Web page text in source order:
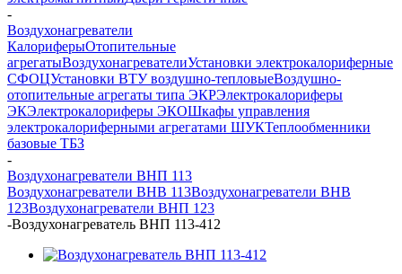
-
Воздухонагреватели
КалориферыОтопительные
агрегатыВоздухонагревателиУстановки электрокалориферные
СФОЦУстановки ВТУ воздушно-тепловыеВоздушно-
отопительные агрегаты типа ЭКРЭлектрокалориферы
ЭКЭлектрокалориферы ЭКОШкафы управления
электрокалориферными агрегатами ШУКТеплообменники
базовые ТБЗ
-
Воздухонагреватели ВНП 113
Воздухонагреватели ВНВ 113Воздухонагреватели ВНВ
123Воздухонагреватели ВНП 123
-Воздухонагреватель ВНП 113-412